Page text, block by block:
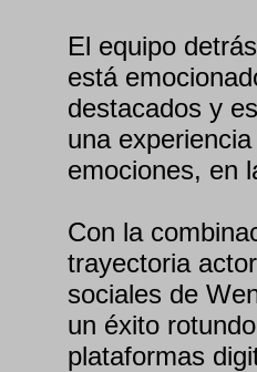
El equipo
está
destacados y
una
emociones, en
Con la
trayectoria
sociales de
un éxito
plataformas